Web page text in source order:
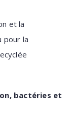
et la
pour la
bactéries et